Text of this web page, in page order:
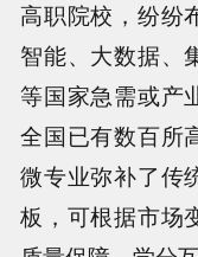
高职院校，纷纷
智能、大数据、
等国家急需或产
全国已有数百所
微专业弥补了传
板，可根据市场